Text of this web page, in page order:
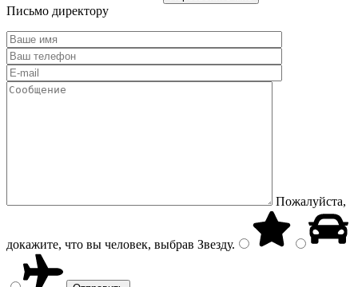
Письмо директору
Пожалуйста,
докажите, что вы человек, выбрав Звезду.